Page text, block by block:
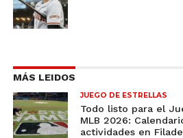
MÁS LEIDOS
JUEGO DE ESTRELLAS
Todo listo para el
MLB 2026:
actividades en